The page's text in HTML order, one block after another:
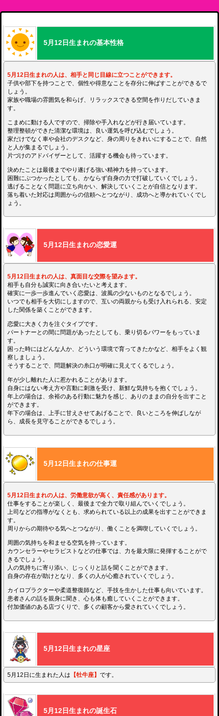
5月12日生まれの基本性格
5月12日生まれの人は、相手と同じ目線に立つことができます。
子供や部下を持つことで、個性や得意なことを存分に伸ばすことができるで
しょう。
家族や職場の雰囲気を和らげ、リラックスできる空間を作りだしていきま
す。
こまめに動ける人ですので、掃除や手入れなどが行き届いています。
整理整頓ができた清潔な環境は、良い運気を呼び込むでしょう。
家だけでなく車や会社のデスクなど、身の周りをきれいにすることで、自然
と人が集まるでしょう。
片づけのアドバイザーとして、活躍する機会も待っています。
決めたことは最後までやり遂げる強い精神力を持っています。
困難にぶつかったとしても、かならず自身の力で打破していくでしょう。
逃げることなく問題に立ち向かい、解決していくことが自信となります。
落ち着いた対応は周囲からの信頼へとつながり、成功へと導かれていくでし
ょう。
5月12日生まれの恋愛運
5月12日生まれの人は、真面目な交際を望みます。
相手も自分も誠実に向き合いたいと考えます。
確実に一歩一歩進んでいく恋愛は、波風の少ないものとなるでしょう。
いつでも相手を大切にしますので、互いの両親からも受け入れられる、安定
した関係を築くことができます。
恋愛に大きく力を注ぐタイプです。
パートナーとの間に問題があったとしても、乗り切るパワーをもっていま
す。
困った時にはどんな人か、どういう環境で育ってきたかなど、相手をよく観
察しましょう。
そうすることで、問題解決の糸口が明確に見えてくるでしょう。
年が少し離れた人に惹かれることがあります。
自身にはない考え方や言動に刺激を受け、新鮮な気持ちを抱くでしょう。
年上の場合は、余裕のある行動に魅力を感じ、ありのままの自分を出すこと
ができます。
年下の場合は、上手に甘えさせてあげることで、良いところを伸ばしなが
ら、成長を見守ることができるでしょう。
5月12日生まれの仕事運
5月12日生まれの人は、労働意欲が高く、責任感があります。
仕事をすることが楽しく、最後まで全力で取り組んでいくでしょう。
上司などの指導がなくとも、求められている以上の成果を出すことができま
す。
周りからの期待やる気へとつながり、働くことを満喫していくでしょう。
周囲の気持ちを和ませる空気を持っています。
カウンセラーやセラピストなどの仕事では、力を最大限に発揮することがで
きるでしょう。
人の気持ちに寄り添い、じっくりと話を聞くことができます。
自身の存在が助けとなり、多くの人が心癒されていくでしょう。
カイロプラクターや柔道整復師など、手技を生かした仕事も向いています。
患者さんの話を親身に聞き、心も体も癒していくことができます。
付加価値のある店づくりで、多くの顧客から愛されていくでしょう。
5月12日生まれの星座
5月12日に生まれた人は 【牡牛座】 です。
5月12日生まれの誕生石